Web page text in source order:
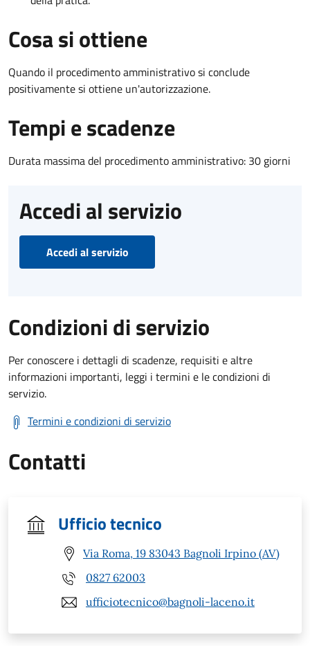
Cosa si ottiene
Quando il procedimento amministrativo si conclude
positivamente si ottiene un'autorizzazione.
Tempi e scadenze
Durata massima del procedimento amministrativo: 30 giorni
Accedi al servizio
Accedi al servizio
Condizioni di servizio
Per conoscere i dettagli di scadenze, requisiti e altre
informazioni importanti, leggi i termini e le condizioni di
servizio.
Termini e condizioni di servizio
Contatti
Ufficio tecnico
Via Roma, 19 83043 Bagnoli Irpino (AV)
0827 62003
ufficiotecnico@bagnoli-laceno.it